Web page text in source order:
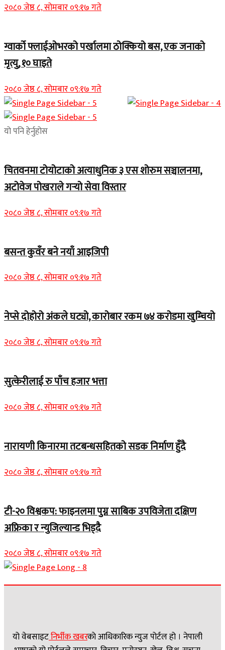
२०८० जेष्ठ ८, सोमबार ०९:१७ गते
ग्वार्को फ्लाईओभरको पर्खालमा ठोक्कियो बस, एक जनाको
मृत्यु, १० घाइते
२०८० जेष्ठ ८, सोमबार ०९:१७ गते
यो पनि हेर्नुहोस
चितवनमा टोयोटाको अत्याधुनिक ३ एस शोरुम सञ्चालनमा,
अटोवेज पोखराले गर्‍यो सेवा विस्तार
२०८० जेष्ठ ८, सोमबार ०९:१७ गते
बसन्त कुवँर बने नयाँ आइजिपी
२०८० जेष्ठ ८, सोमबार ०९:१७ गते
नेप्से दोहोरो अंकले घट्यो, कारोबार रकम ७४ करोडमा खुम्चियो
२०८० जेष्ठ ८, सोमबार ०९:१७ गते
सुत्केरीलाई रु पाँच हजार भत्ता
२०८० जेष्ठ ८, सोमबार ०९:१७ गते
नारायणी किनारमा तटबन्धसहितको सडक निर्माण हुँदै
२०८० जेष्ठ ८, सोमबार ०९:१७ गते
टी-२० विश्वकप: फाइनलमा पुग्न साबिक उपविजेता दक्षिण
अफ्रिका र न्युजिल्यान्ड भिड्दै
२०८० जेष्ठ ८, सोमबार ०९:१७ गते
यो वेबसाइटनिर्भीक खबरकाे आधिकारिक न्युज पोर्टल हो । नेपाली